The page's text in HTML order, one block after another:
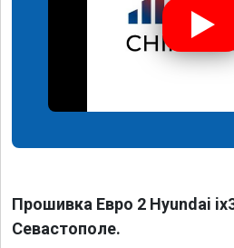
Прошивка Евро 2 Hyundai
Севастополе.